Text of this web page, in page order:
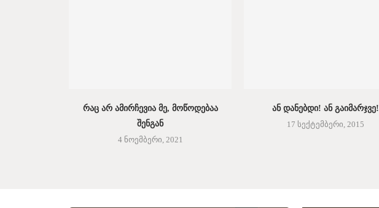
ᲠᲐᲪ ᲐᲠ ᲐᲛᲘᲠᲩᲔᲕᲘᲐ ᲛᲔ, ᲛᲝᲬᲝᲓᲔᲑᲐᲐ
ᲨᲔᲜᲒᲐᲜ
4 ნოემბერი, 2021
ᲐᲜ ᲓᲐᲜᲔᲑᲓᲘ! ᲐᲜ ᲒᲐᲘᲛᲐᲠᲯᲕᲔ!
17 სექტემბერი, 2015